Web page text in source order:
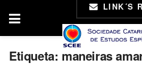
LINK´S
Etiqueta: maneiras